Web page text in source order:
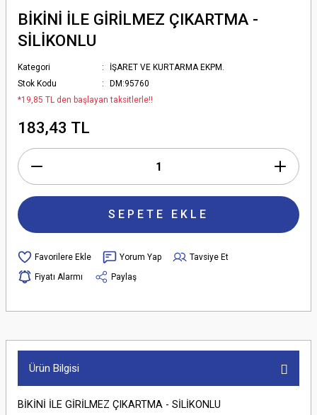
BİKİNİ İLE GİRİLMEZ ÇIKARTMA -
SİLİKONLU
Kategori
İŞARET VE KURTARMA EKPM.
Stok Kodu
DM:95760
*19,85 TL den başlayan taksitlerle!!
183,43 TL
SEPETE EKLE
Yorum Yap
Tavsiye Et
Fiyatı Alarmı
Paylaş
Ürün Bilgisi
BİKİNİ İLE GİRİLMEZ ÇIKARTMA - SİLİKONLU